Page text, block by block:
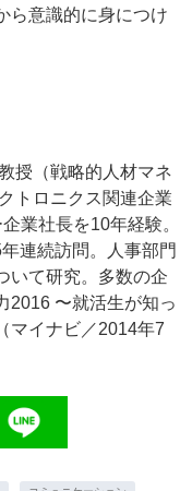
ら意識的に身につけ
授（戦略的人材マネ
トロニクス関連企業
業社長を10年経験。
連続訪問。人事部門
いて研究。多数の企
2016 〜就活生が知っ
マイナビ／2014年7